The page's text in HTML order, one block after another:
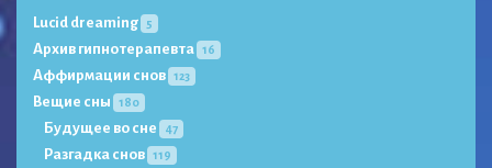
Lucid dreaming 5
Архив гипнотерапевта 16
Аффирмации снов 123
Вещие сны 180
Будущее во сне 47
Разгадка снов 119